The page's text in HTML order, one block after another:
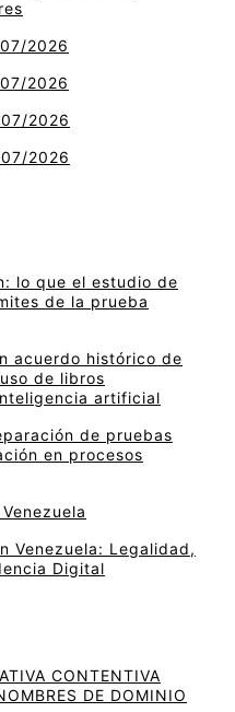
2026
2026
2026
2026
lo que el estudio de
de la prueba
acuerdo histórico de
de libros
artificial
de pruebas
en procesos
Venezuela: Legalidad,
Digital
CONTENTIVA
DE DOMINIO